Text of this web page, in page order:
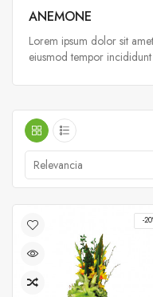
ANEMONE
Lorem ipsum dolor sit
eiusmod tempor
Relevancia
-